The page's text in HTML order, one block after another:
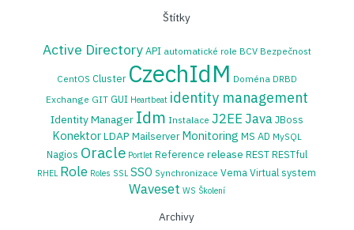
Štítky
Active DirectoryAPI automatické role BCV Bezpečnost
CentOS Cluster CzechIdM Doména DRBD
Exchange GIT GUI Heartbeat identity management
Identity Manager Idm Instalace J2EEJavaJBoss
KonektorLDAP Mailserver Monitoring MS AD MySQL
Nagios Oracle Portlet Reference release RESTRESTful
RHEL Role Roles SSL SSO Synchronizace Vema Virtual system
Waveset WS Školení
Archivy